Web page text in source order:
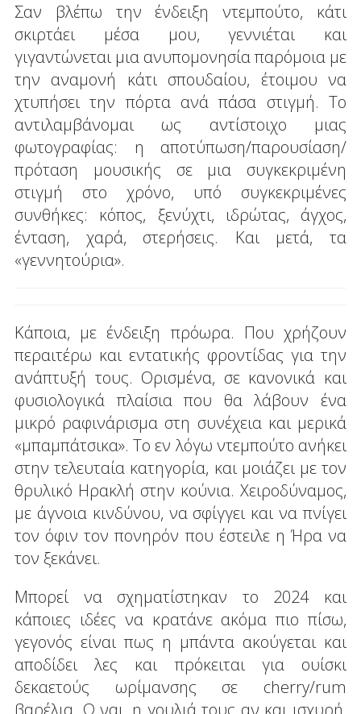
Σαν βλέπω την ένδειξη ντεμπούτο, κάτι
σκιρτάει μέσα μου, γεννιέται και
γιγαντώνεται μια ανυπομονησία παρόμοια με
την αναμονή κάτι σπουδαίου, έτοιμου να
χτυπήσει την πόρτα ανά πάσα στιγμή. Το
αντιλαμβάνομαι ως αντίστοιχο μιας
φωτογραφίας: η αποτύπωση/παρουσίαση/
πρόταση μουσικής σε μια συγκεκριμένη
στιγμή στο χρόνο, υπό συγκεκριμένες
συνθήκες: κόπος, ξενύχτι, ιδρώτας, άγχος,
ένταση, χαρά, στερήσεις. Και μετά, τα
«γεννητούρια».
Κάποια, με ένδειξη πρόωρα. Που χρήζουν
περαιτέρω και εντατικής φροντίδας για την
ανάπτυξή τους. Ορισμένα, σε κανονικά και
φυσιολογικά πλαίσια που θα λάβουν ένα
μικρό ραφινάρισμα στη συνέχεια και μερικά
«μπαμπάτσικα». Το εν λόγω ντεμπούτο ανήκει
στην τελευταία κατηγορία, και μοιάζει με τον
θρυλικό Ηρακλή στην κούνια. Χειροδύναμος,
με άγνοια κινδύνου, να σφίγγει και να πνίγει
τον όφιν τον πονηρόν που έστειλε η Ήρα να
τον ξεκάνει.
Μπορεί να σχηματίστηκαν το 2024 και
κάποιες ιδέες να κρατάνε ακόμα πιο πίσω,
γεγονός είναι πως η μπάντα ακούγεται και
αποδίδει λες και πρόκειται για ουίσκι
δεκαετούς ωρίμανσης σε cherry/rum